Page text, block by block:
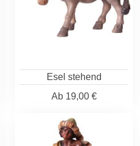
Esel stehend
Ab19,00 €